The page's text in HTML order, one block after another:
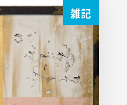
雑記